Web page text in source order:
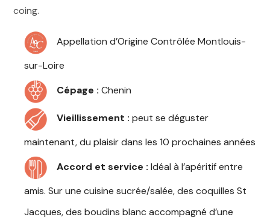
coing.
Appellation d’Origine Contrôlée Montlouis-
sur-Loire
Cépage : Chenin
Vieillissement : peut se déguster
maintenant, du plaisir dans les 10 prochaines années
Accord et service :Idéal à l’apéritif entre
amis. Sur une cuisine sucrée/salée, des coquilles St
Jacques, des boudins blanc accompagné d’une